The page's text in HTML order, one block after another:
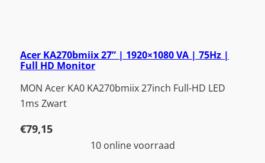
Acer KA270bmiix 27” | 1920×1080 VA | 75Hz |
Full HD Monitor
MON Acer KA0 KA270bmiix 27inch Full-HD LED
1ms Zwart
€79,15
10 online voorraad